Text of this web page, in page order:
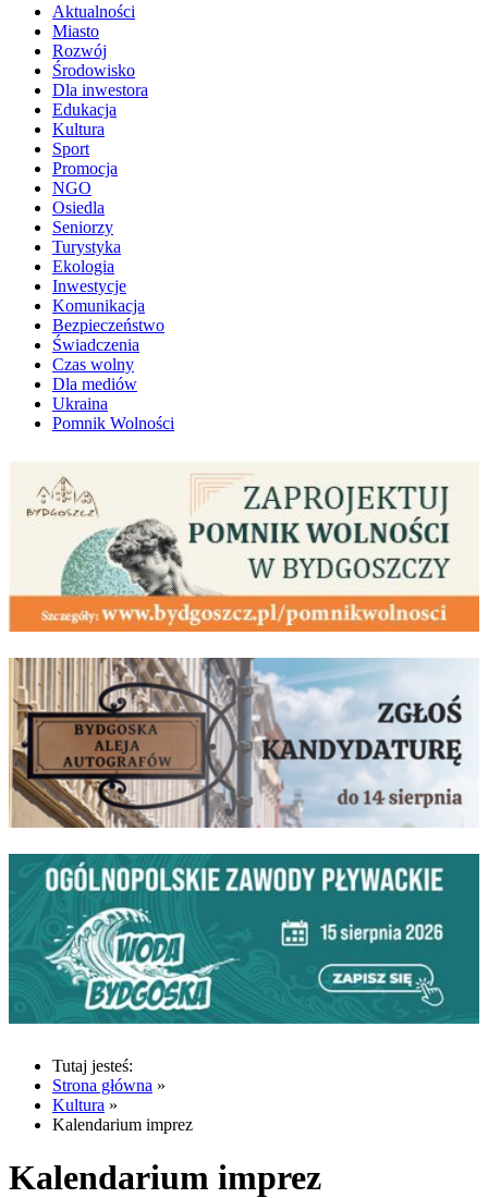
Aktualności
Miasto
Rozwój
Środowisko
Dla inwestora
Edukacja
Kultura
Sport
Promocja
NGO
Osiedla
Seniorzy
Turystyka
Ekologia
Inwestycje
Komunikacja
Bezpieczeństwo
Świadczenia
Czas wolny
Dla mediów
Ukraina
Pomnik Wolności
Tutaj jesteś:
Strona główna »
Kultura »
Kalendarium imprez
Kalendarium imprez